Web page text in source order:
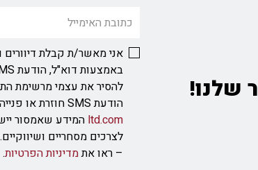
שלנו!
אני מאשר/ת קבלת
להסיר את עצמי מרשימת
הודעת SMS חוזרת או פנייה לשירות הלקוחות בכתובת
ltd.com המידע שאמסור
לצרכים מסחריים
– ראו אתמדיניות הפרטיות.